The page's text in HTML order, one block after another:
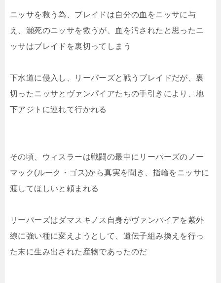
ニッサを救う為、ブレイドは自分の血をニッサに与
え、瀕死のニッサを救うが、血を汚されたと思ったニ
ッサはブレイドを裏切ってしまう
下水道に侵入し、リーパーズと戦うブレイドだが、裏
切ったニッサとヴァンパイアたちの手引きにより、地
下アジトに連れて行かれる
その頃、ウィスラーは戦闘の最中にリーパーズのノー
マック(ルーク・ゴス)から真実を聞き、指輪をニッサに
渡してほしいと頼まれる
リーパーズはダマスキノス自身がヴァンパイアを紫外
線に強い種に変えようとして、遺伝子組み換えを行っ
た末に生み出された産物であったのだ